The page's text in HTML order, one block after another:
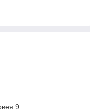
9